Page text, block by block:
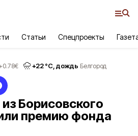
Статьи Спецпроекты
€ +22°С, дождь Белгород
Борисовского
премию фонда